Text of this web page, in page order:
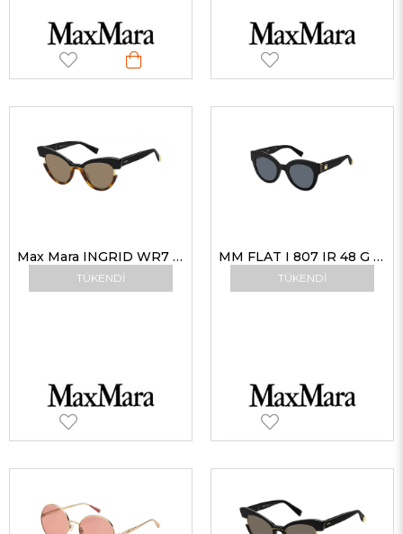
TÜKENDI
Max Mara INGRID WR7 49 Kadın Güneş Gözlükleri
TÜKENDI
MM FLAT I 807 IR 48 G Max Mara Güneş Gözlüğü